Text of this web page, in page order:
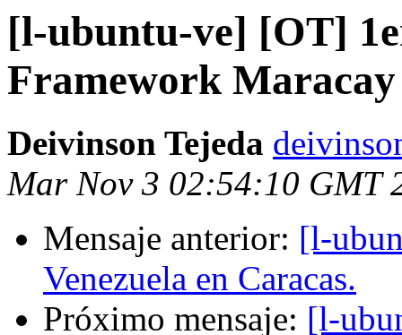
[l-ubuntu-ve] [OT]
Framework Maracay
Deivinson Tejeda
Mar Nov 3 02:54:10 GMT
Mensaje anterior: [l-
Venezuela en Caracas.
Próximo mensaje: [l-